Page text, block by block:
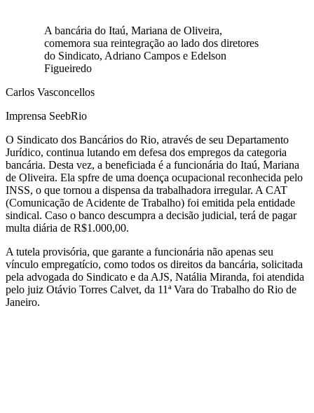
A bancária do Itaú, Mariana de Oliveira,
comemora sua reintegração ao lado dos diretores
do Sindicato, Adriano Campos e Edelson
Figueiredo
Carlos Vasconcellos
Imprensa SeebRio
O Sindicato dos Bancários do Rio, através de seu Departamento
Jurídico, continua lutando em defesa dos empregos da categoria
bancária. Desta vez, a beneficiada é a funcionária do Itaú, Mariana
de Oliveira. Ela spfre de uma doença ocupacional reconhecida pelo
INSS, o que tornou a dispensa da trabalhadora irregular. A CAT
(Comunicação de Acidente de Trabalho) foi emitida pela entidade
sindical. Caso o banco descumpra a decisão judicial, terá de pagar
multa diária de R$1.000,00.
A tutela provisória, que garante a funcionária não apenas seu
vínculo empregatício, como todos os direitos da bancária, solicitada
pela advogada do Sindicato e da AJS, Natália Miranda, foi atendida
pelo juiz Otávio Torres Calvet, da 11ª Vara do Trabalho do Rio de
Janeiro.